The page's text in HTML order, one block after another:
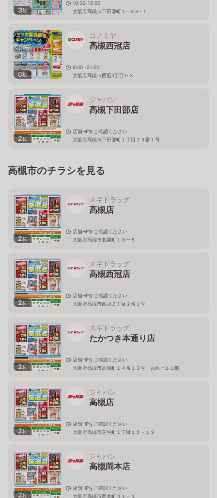
3枚
10:00-19:00
大阪府高槻市下田部町１−３３−１
6枚
コノミヤ
高槻西冠店
9:00 -21:00
大阪府高槻市西冠3丁目1-３
2枚
ジャパン
高槻下田部店
店舗HPをご確認ください
大阪府高槻市下田部町１丁目２９番１号
高槻市のチラシを見る
2枚
スギドラッグ
高槻店
店舗HPをご確認ください
大阪府高槻市北園町１８ー５
2枚
スギドラッグ
高槻西冠店
店舗HPをご確認ください
大阪府高槻市西冠２丁目２番１号
2枚
スギドラッグ
たかつき本通り店
店舗HPをご確認ください
大阪府高槻市高槻町１４番１３号 丸西ビル１階
2枚
ジャパン
高槻店
店舗HPをご確認ください
大阪府高槻市芝生町１丁目１５－１９
2枚
ジャパン
高槻岡本店
店舗HPをご確認ください
大阪府高槻市岡本町４１－１